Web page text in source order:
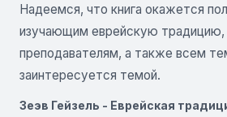
Надеемся, что книга окажется
изучающим еврейскую традицию,
преподавателям, а также всем
заинтересуется темой.
Зеэв Гейзель - Еврейская